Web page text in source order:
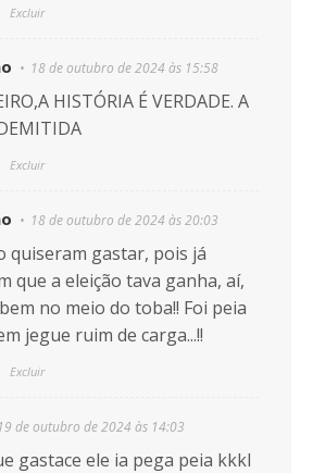
Excluir
18 de outubro de 2024 às 15:58
HISTÓRIA É VERDADE. A
Excluir
18 de outubro de 2024 às 20:03
quiseram gastar, pois já
que a eleição tava ganha, aí,
no meio do toba!! Foi peia
jegue ruim de carga...!!
Excluir
19 de outubro de 2024 às 14:03
gastace ele ia pega peia kkkl